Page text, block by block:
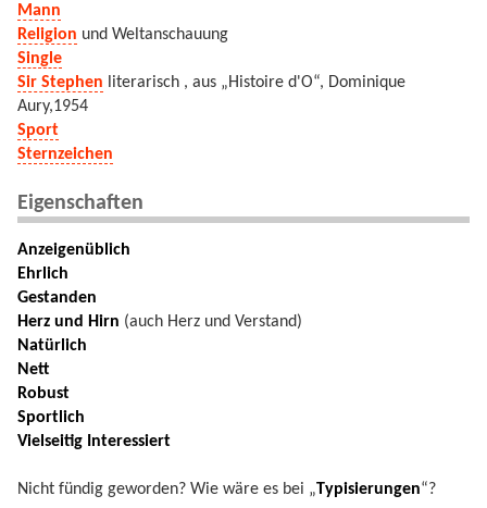
Mann
Religion und Weltanschauung
Single
Sir Stephen literarisch , aus „Histoire d'O“, Dominique
Aury,1954
Sport
Sternzeichen
Eigenschaften
Anzeigenüblich
Ehrlich
Gestanden
Herz und Hirn (auch Herz und Verstand)
Natürlich
Nett
Robust
Sportlich
Vielseitig Interessiert
Nicht fündig geworden? Wie wäre es bei „Typisierungen“?